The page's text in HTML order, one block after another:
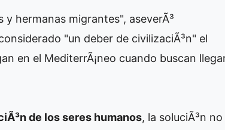
hermanas migrantes", aseverÃ³
"un deber de civilizaciÃ³n" el
en el MediterrÃ¡neo cuando buscan
de los seres humanos, la soluciÃ³n no